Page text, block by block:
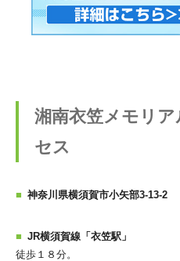
湘南衣笠メモリ
セス
神奈川県横須賀市小矢部3-13-2
JR横須賀線「衣笠駅」
徒歩１８分。